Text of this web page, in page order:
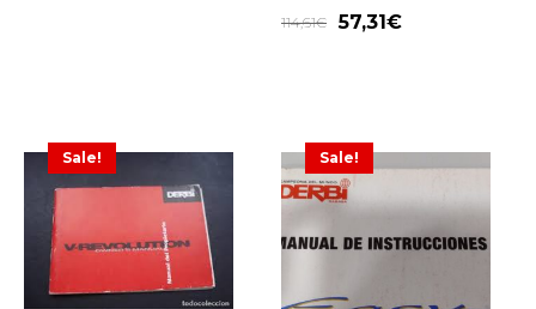
114,61€ 57,31€
Sale! Sale!